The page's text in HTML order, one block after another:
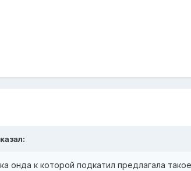
онда к которой подкатил предлагала